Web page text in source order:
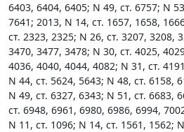
6403, 6404, 6405; N 49, ст. 6757; N
7641; 2013, N 14, ст. 1657, 1658,
ст. 2323, 2325; N 26, ст. 3207, 3208,
3470, 3477, 3478; N 30, ст. 4025,
4036, 4040, 4044, 4082; N 31, ст.
N 44, ст. 5624, 5643; N 48, ст. 6158,
N 49, ст. 6327, 6343; N 51, ст. 6683,
ст. 6948, 6961, 6980, 6986, 6994,
N 11, ст. 1096; N 14, ст. 1561, 1562;